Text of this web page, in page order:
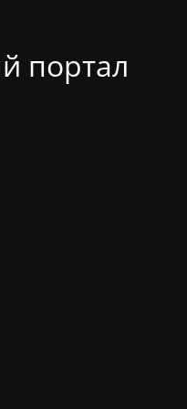
портал